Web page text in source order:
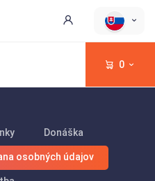
0
Donáška
osobných údajov